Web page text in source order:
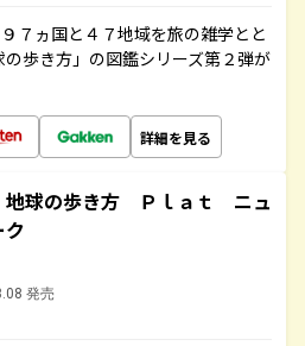
７ヵ国と４７地域を旅の雑学とと
歩き方」の図鑑シリーズ第２弾が
詳細を見る
球の歩き方 Ｐｌａｔ ニュ
ク
発売